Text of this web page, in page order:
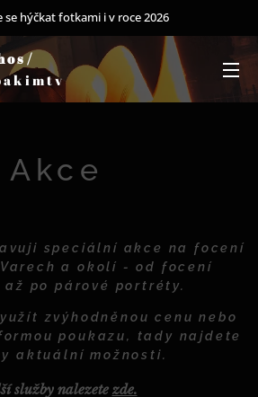
se hýčkat fotkami i v roce 2026
Akce
speciální akce na focení
a okolí - od focení
po párové portréty.
zvýhodněnou cenu nebo
poukazu, tady najdete
aktuální možnosti.
služby nalezete zde.